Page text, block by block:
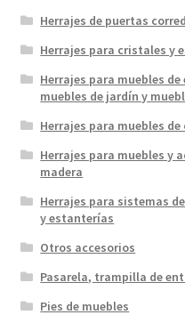
Herrajes de puertas
Herrajes para cristales y
Herrajes para muebles
muebles de jardín y
Herrajes para muebles
Herrajes para muebles y
madera
Herrajes para sistemas
y estanterías
Otros accesorios
Pasarela, trampilla de
Pies de muebles